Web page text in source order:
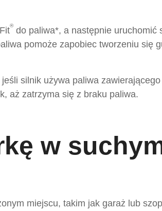
® do paliwa*, a następnie uruchomić
pomoże zapobiec tworzeniu się
jeśli silnik używa paliwa
aż zatrzyma się z braku paliwa.
w
miejscu, takim jak garaż lub